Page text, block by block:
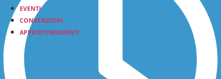
EVENTI
CONVENZIONI
APPROFONDIMENTI